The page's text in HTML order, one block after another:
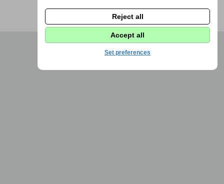
Reject all
Accept all
Set preferences